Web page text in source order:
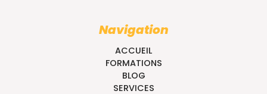
Navigation
ACCUEIL
FORMATIONS
BLOG
SERVICES